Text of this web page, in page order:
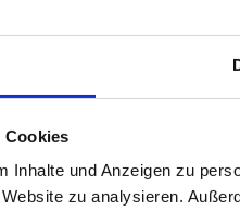
Cookies
Inhalte und Anzeigen zu
zu analysieren.
Pflanz-
Balkon- &